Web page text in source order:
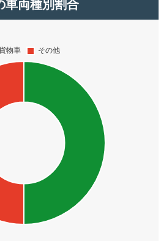
車両種別割合